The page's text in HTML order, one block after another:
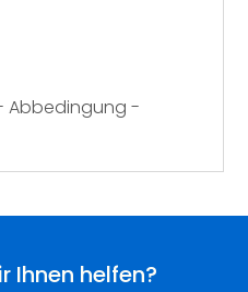
Abbedingung -
Ihnen helfen?